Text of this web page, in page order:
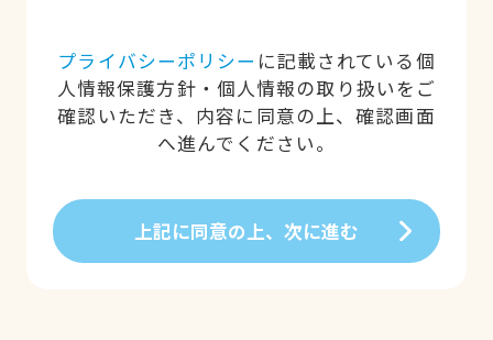
プライバシーポリシー に記載されている個
人情報保護方針・個人情報の取り扱いをご
確認いただき、内容に同意の上、確認画面
へ進んでください。
上記に同意の上、次に進む